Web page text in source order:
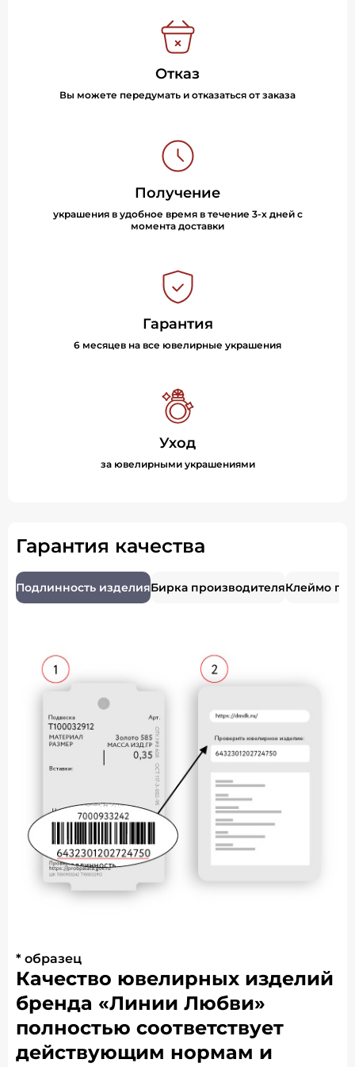
Отказ
Вы можете передумать и отказаться от заказа
Получение
украшения в удобное время в течение 3-х дней с
момента доставки
Гарантия
6 месяцев на все ювелирные украшения
Уход
за ювелирными украшениями
Гарантия качества
Подлинность изделияБирка производителяКлеймо
* образец
Качество ювелирных изделий
бренда «Линии Любви»
полностью соответствует
действующим нормам и